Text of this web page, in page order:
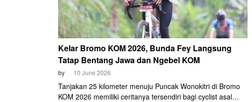
Kelar Bromo KOM 2026, Bunda Fey Langsung
Tatap Bentang Jawa dan Ngebel KOM
by 10 June 2026
Tanjakan 25 kilometer menuju Puncak Wonokitri di Bromo
KOM 2026 memiliki ceritanya tersendiri bagi cyclist asal